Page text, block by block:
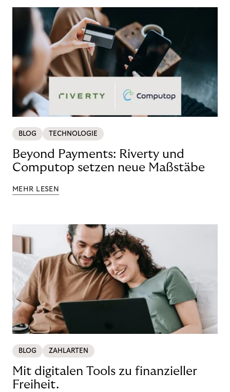
BLOG TECHNOLOGIE
Beyond Payments: Riverty und
Computop setzen neue Maßstäbe
MEHR LESEN
BLOG ZAHLARTEN
Mit digitalen Tools zu finanzieller
Freiheit.